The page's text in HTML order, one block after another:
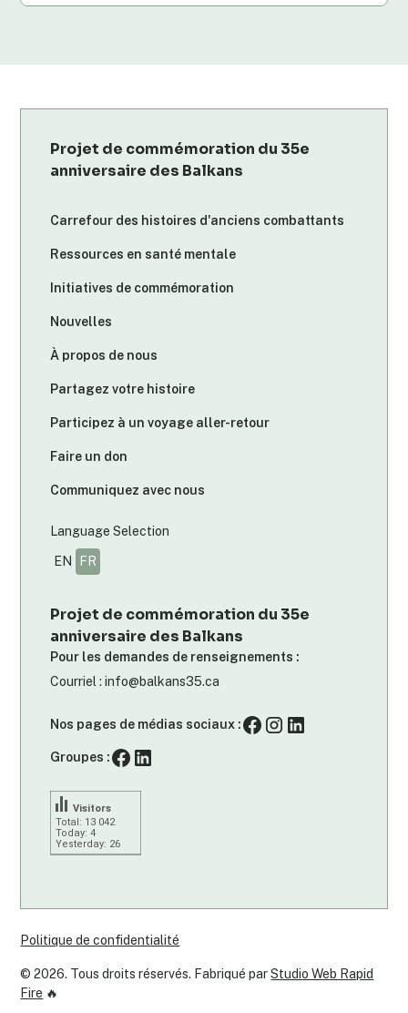
Projet de commémoration du 35e
anniversaire des Balkans
Pour les demandes de renseignements :
Courriel : info@balkans35.ca
Nos pages de médias sociaux :
Groupes :
Total: 13 042
Today: 4
Yesterday: 26
Visitors
Projet de commémoration du 35e
anniversaire des Balkans
Carrefour des histoires d'anciens combattants
Ressources en santé mentale
Initiatives de commémoration
Nouvelles
À propos de nous
Partagez votre histoire
Participez à un voyage aller-retour
Faire un don
Communiquez avec nous
Language Selection
EN FR
©2026. Tous droits réservés. Fabriqué parStudio Web Rapid
Fire 🔥
Politique de confidentialité